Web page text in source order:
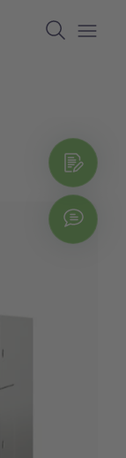
Search